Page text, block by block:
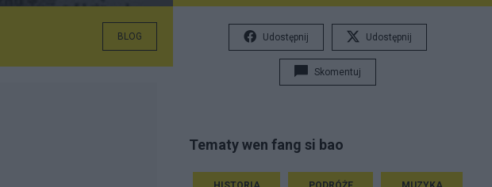
BLOG Udostępnij Udostępnij
Skomentuj
Tematy wen fang si bao